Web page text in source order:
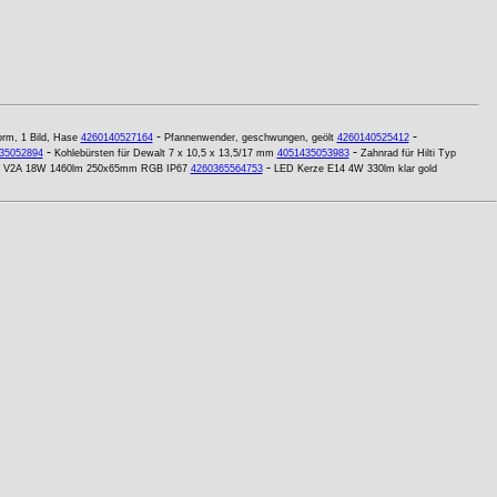
1 Bild, Hase 4260140527164- Pfannenwender, geschwungen, geölt 4260140525412-
- Kohlebürsten für Dewalt 7 x 10,5 x 13,5/17 mm 4051435053983- Zahnrad für Hilti Typ
V2A 18W 1460lm 250x65mm RGB IP67 4260365564753- LED Kerze E14 4W 330lm klar gold